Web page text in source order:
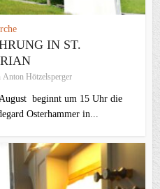
IN ST.
Anton Hötzelsperger
beginnt um 15 Uhr die
Osterhammer in...